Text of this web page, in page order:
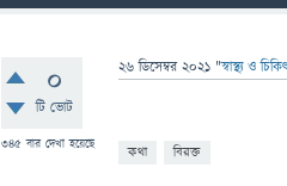
0
টি ভোট
345 বার দেখা হয়েছে
26 ডিসেম্বর 2021 "স্বাস্থ্য ও
কথা বিরক্ত